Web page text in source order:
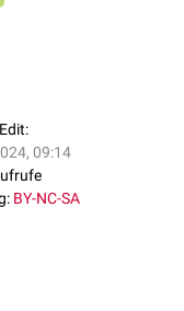
09:14
BY-NC-SA